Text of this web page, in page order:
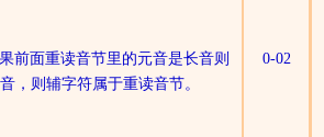
前面重读音节里的元音是长音则
，则 辅字符属于重读音节。
0-02